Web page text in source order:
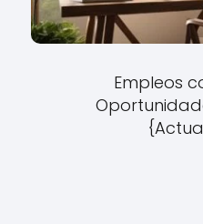
Empleos